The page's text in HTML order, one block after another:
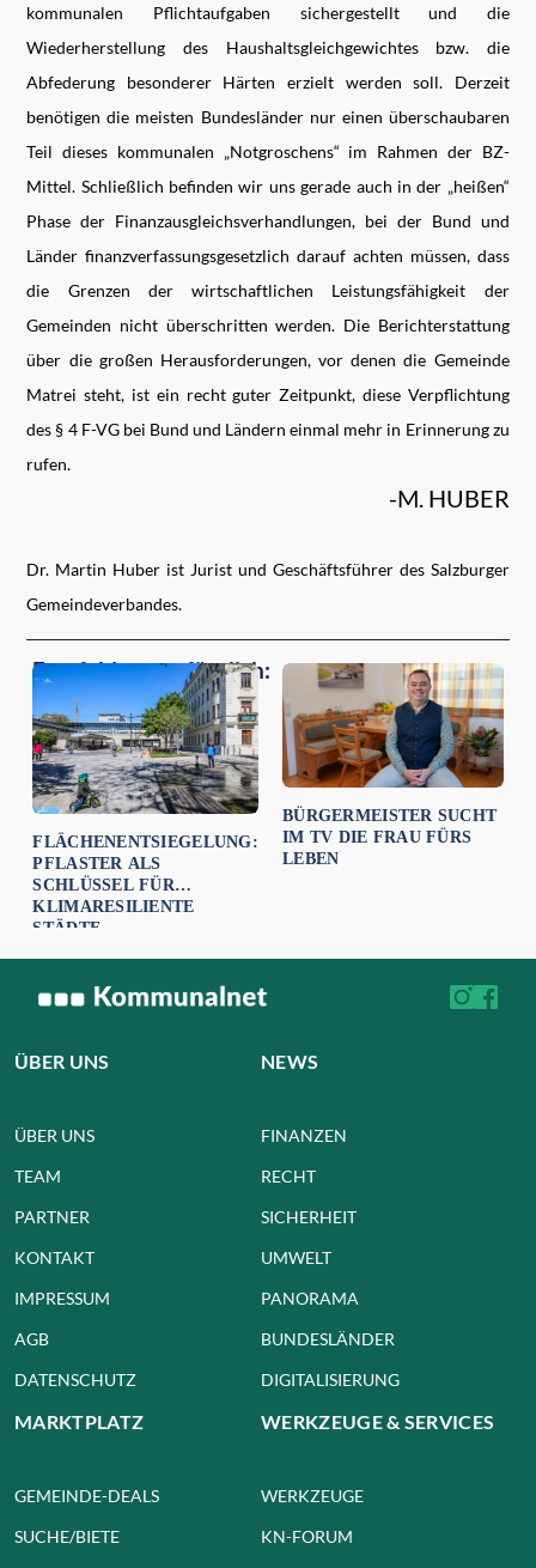
kommunalen Pflichtaufgaben sichergestellt und die
Wiederherstellung des Haushaltsgleichgewichtes bzw. die
Abfederung besonderer Härten erzielt werden soll. Derzeit
benötigen die meisten Bundesländer nur einen überschaubaren
Teil dieses kommunalen „Notgroschens“ im Rahmen der BZ-
Mittel. Schließlich befinden wir uns gerade auch in der „heißen“
Phase der Finanzausgleichsverhandlungen, bei der Bund und
Länder finanzverfassungsgesetzlich darauf achten müssen, dass
die Grenzen der wirtschaftlichen Leistungsfähigkeit der
Gemeinden nicht überschritten werden. Die Berichterstattung
über die großen Herausforderungen, vor denen die Gemeinde
Matrei steht, ist ein recht guter Zeitpunkt, diese Verpflichtung
des § 4 F-VG bei Bund und Ländern einmal mehr in Erinnerung zu
rufen.
-M. HUBER
Dr. Martin Huber ist Jurist und Geschäftsführer des Salzburger
Gemeindeverbandes.
Empfehlungen für dich:
FLÄCHENENTSIEGELUNG:
PFLASTER ALS
SCHLÜSSEL FÜR
KLIMARESILIENTE
STÄDTE
BÜRGERMEISTER SUCHT
IM TV DIE FRAU FÜRS
LEBEN
ÜBER UNS
ÜBER UNS
TEAM
PARTNER
KONTAKT
IMPRESSUM
AGB
DATENSCHUTZ
NEWS
FINANZEN
RECHT
SICHERHEIT
UMWELT
PANORAMA
BUNDESLÄNDER
DIGITALISIERUNG
MARKTPLATZ
GEMEINDE-DEALS
SUCHE/BIETE
WERKZEUGE & SERVICES
WERKZEUGE
KN-FORUM